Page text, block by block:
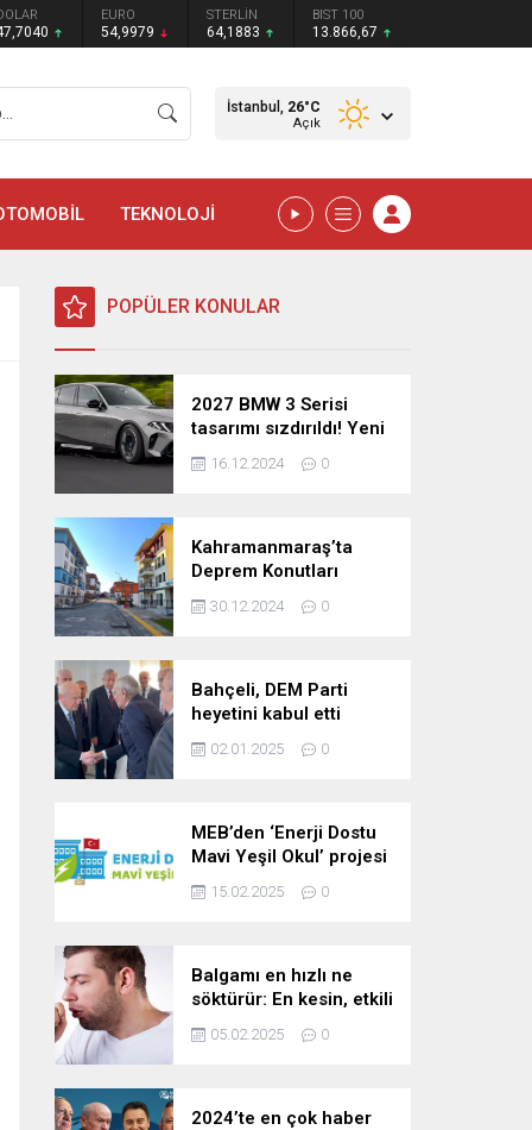
EURO
54,9979
STERLİN
64,1883
BIST 100
13.866,67
İstanbul, 26°C
Açık
TEKNOLOJİ
POPÜLER KONULAR
2027 BMW 3 Serisi
tasarımı sızdırıldı! Yeni
nesil sedan’dan
şaşırtıcı yenilikler!
16.12.2024 0
Kahramanmaraş’ta
Deprem Konutları
2025’te Teslim Edilecek
30.12.2024 0
Bahçeli, DEM Parti
heyetini kabul etti
02.01.2025 0
MEB’den ‘Enerji Dostu
Mavi Yeşil Okul’ projesi
15.02.2025 0
Balgamı en hızlı ne
söktürür: En kesin, etkili
ve çabuk balgam
söktürücü kür!
05.02.2025 0
2024’te en çok haber